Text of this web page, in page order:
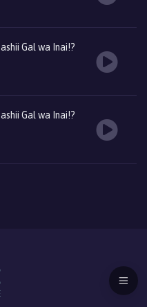
Gal wa Inai!?
Gal wa Inai!?